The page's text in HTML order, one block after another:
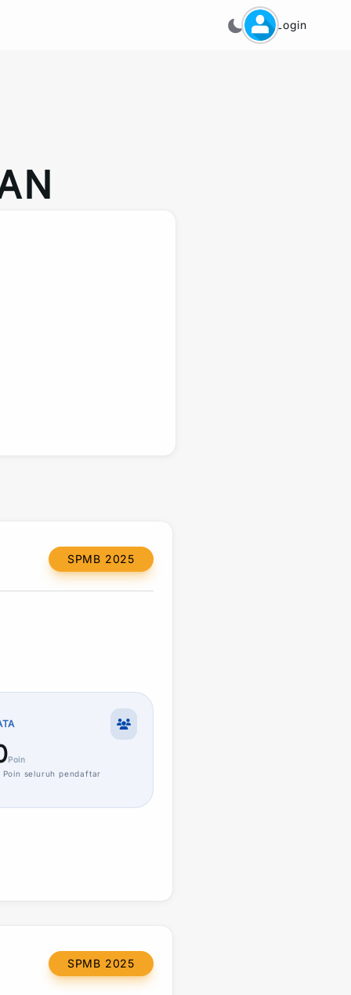
Login
SPMB 2025
Poin
Poin seluruh pendaftar
SPMB 2025